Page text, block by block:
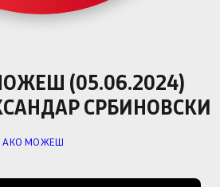
(05.06.2024)
СРБИНОВСКИ
АКО МОЖЕШ